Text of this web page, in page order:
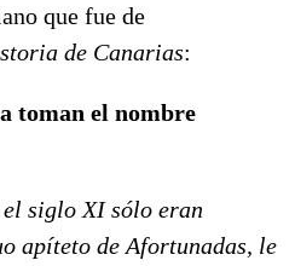
que fue de
de Canarias:
toman el nombre
el siglo XI sólo eran
apíteto de Afortunadas, le